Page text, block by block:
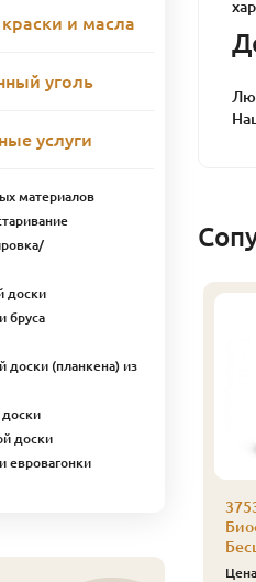
710
Цена
и масла
уголь
услуги
материалов
доски
бруса
доски (планкена) из
доски
доски
евровагонки